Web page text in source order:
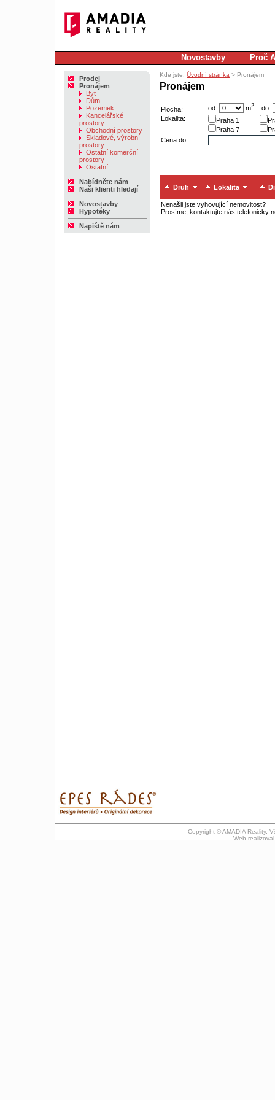
Novostavby Proč
Prodej
Pronájem
Byt
Dům
Pozemek
Kancelářské
prostory
Obchodní prostory
Skladové, výrobní
prostory
Ostatní komerční
prostory
Ostatní
Nabídněte nám
Naši klienti hledají
Novostavby
Hypotéky
Napiště nám
Kde jste: Úvodní stránka > Pronájem
Pronájem
Plocha: od: m2 do:
Lokalita:
Praha 1
Praha 7
Cena do:
Druh Lokalita
Nenašli jste vyhovující nemovitost?
Prosíme, kontaktujte nás telefonicky
Copyright © AMADIA Reality.
Web